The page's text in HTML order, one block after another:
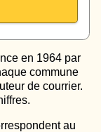
en 1964 par
commune
de courrier.
au